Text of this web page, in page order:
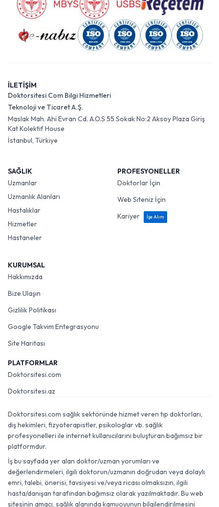
İLETİŞİM
Doktorsitesi Com Bilgi Hizmetleri
Teknoloji ve Ticaret A.Ş.
Maslak Mah. Ahi Evran Cd. A.O.S 55 Sokak No:2 Aksoy Plaza Giriş
Kat Kolektif House
İstanbul, Türkiye
SAĞLIK
Uzmanlar
Uzmanlık Alanları
Hastalıklar
Hizmetler
Hastaneler
PROFESYONELLER
Doktorlar İçin
Web Siteniz İçin
Kariyer
İşe Alım
KURUMSAL
Hakkımızda
Bize Ulaşın
Gizlilik Politikası
Google Takvim Entegrasyonu
Site Haritası
PLATFORMLAR
Doktorsitesi.com
Doktorsitesi.az
Doktorsitesi.com sağlık sektöründe hizmet veren tıp doktorları,
diş hekimleri, fizyoterapistler, psikologlar vb. sağlık
profesyonelleri ile internet kullanıcılarını buluşturan bağımsız bir
platformdur.
İş bu sayfada yer alan doktor/uzman yorumları ve
değerlendirmeleri, ilgili doktorun/uzmanın doğrudan veya dolaylı
emri, talebi, önerisi, tavsiyesi ve/veya ricası olmaksızın, ilgili
hasta/danışan tarafından bağımsız olarak yazılmaktadır. Bu web
sitesinin amacı, sağlık alanında kamuoyunun bilgilendirilmesini